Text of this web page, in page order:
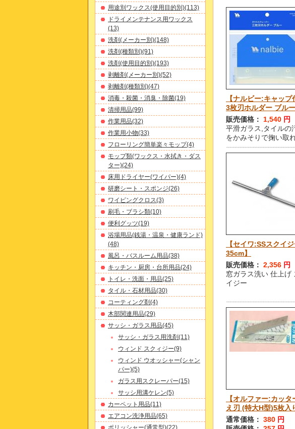
【ナルビー:キャップ
3枚刃ホルダー ブルー
販売価格：
1,540 円
平滑ガラス,タイルの
をかみそりで掬い取
【セイワ:SSスクイ
35cm】
販売価格： 2,356 円
窓ガラス洗い 仕上げ
イジー
【オルファー:カッタ
え刃 (特大H型)5枚入
通常価格： 380 円
用途別ワックス(使用目的別)(113)
ドライメンテナンス用ワックス
(13)
洗剤(メーカー別)(148)
洗剤(種類別)(91)
洗剤(使用目的別)(193)
剥離剤(メーカー別)(52)
剥離剤(種類別)(47)
消毒・殺菌・消臭・除菌(19)
清掃用品(99)
作業用品(32)
作業用小物(33)
フローリング簡単楽々モップ(4)
モップ類(ワックス・水拭き・ダス
ター)(24)
床用ドライヤー(ワイパー)(4)
研磨シート・スポンジ(26)
ワイピングクロス(3)
刷毛・ブラシ類(10)
便利グッツ(19)
浴場用品(銭湯・温泉・健康ランド)
(48)
風呂・バスルーム用品(38)
キッチン・厨房・台所用品(24)
トイレ・洗面・用品(25)
タイル・石材用品(30)
コーティング剤(4)
木部関連用品(29)
サッシ・ガラス用品(45)
サッシ・ガラス用洗剤(11)
ウィンド スクィジー(9)
ウィンド ウオッシャー(シャン
パー)(5)
ガラス用スクレーパー(15)
サッシ用溝ケレン(5)
カーペット用品(11)
エアコン洗浄用品(65)
ポリッシャー(通常型)(22)